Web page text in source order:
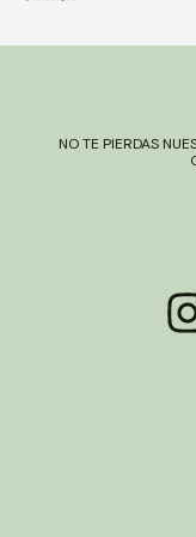
NO TE PIERDAS